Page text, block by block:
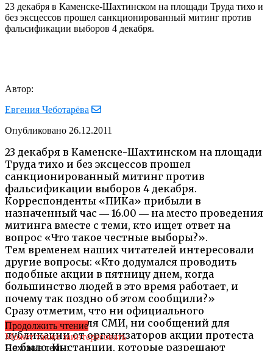
23 декабря в Каменске-Шахтинском на площади Труда тихо и
без эксцессов прошел санкционированный митинг против
фальсификации выборов 4 декабря.
Автор:
Евгения Чеботарёва
Опубликовано 26.12.2011
23 декабря в Каменске-Шахтинском на площади
Труда тихо и без эксцессов прошел
санкционированный митинг против
фальсификации выборов 4 декабря.
Корреспонденты «ПИКа» прибыли в
назначенный час ― 16.00 ― на место проведения
митинга вместе с теми, кто ищет ответ на
вопрос «Что такое честные выборы?».
Тем временем наших читателей интересовали
другие вопросы: «Кто додумался проводить
подобные акции в пятницу днем, когда
большинство людей в это время работает, и
почему так поздно об этом сообщили?»
Сразу отметим, что ни официального
приглашения для СМИ, ни сообщений для
публикации от организаторов акции протеста
не было. Инстанции, которые разрешают
Продолжить чтение
Может также заинтересовать
Похожие темы: